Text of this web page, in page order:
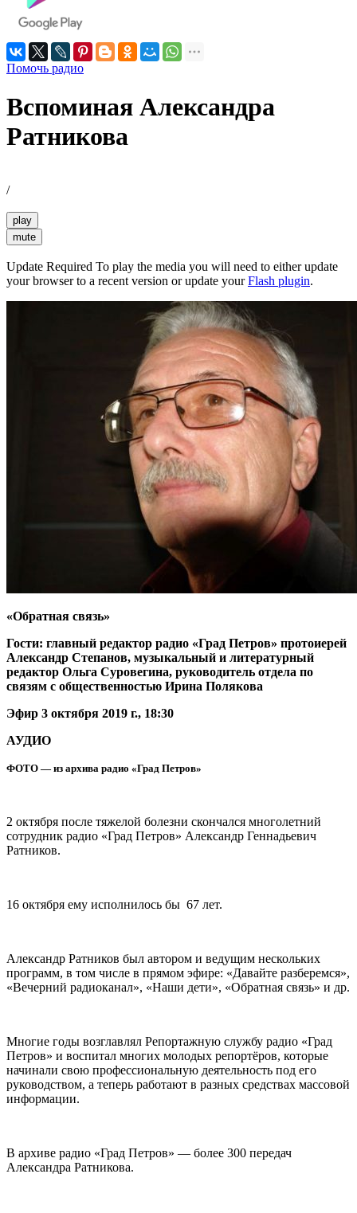
Помочь радио
Вспоминая Александра
Ратникова
/
play
mute
Update Required To play the media you will need to either update
your browser to a recent version or update yourFlash plugin.
«Обратная связь»
Гости: главный редактор радио «Град Петров» протоиерей
Александр Степанов, музыкальный и литературный
редактор Ольга Суровегина, руководитель отдела по
связям с общественностью Ирина Полякова
Эфир 3 октября 2019 г., 18:30
АУДИО
ФОТО — из архива радио «Град Петров»
2 октября после тяжелой болезни скончался многолетний
сотрудник радио «Град Петров» Александр Геннадьевич
Ратников.
16 октября ему исполнилось бы 67 лет.
Александр Ратников был автором и ведущим нескольких
программ, в том числе в прямом эфире: «Давайте разберемся»,
«Вечерний радиоканал», «Наши дети», «Обратная связь» и др.
Многие годы возглавлял Репортажную службу радио «Град
Петров» и воспитал многих молодых репортёров, которые
начинали свою профессиональную деятельность под его
руководством, а теперь работают в разных средствах массовой
информации.
В архиве радио «Град Петров» — более 300 передач
Александра Ратникова.